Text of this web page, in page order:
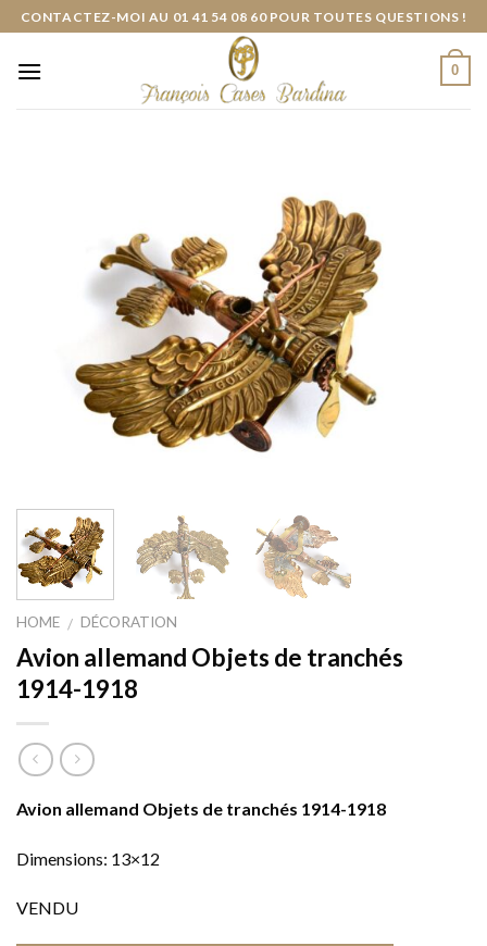
Skip
content
CONTACTEZ-MOI AU 01 41 54 08 60 POUR TOUTES QUESTIONS !
0
HOME / DÉCORATION
Avion allemand Objets de tranchés
1914-1918
Avion allemand Objets de tranchés 1914-1918
Dimensions: 13×12
VENDU